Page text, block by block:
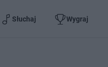
Słuchaj Wygraj